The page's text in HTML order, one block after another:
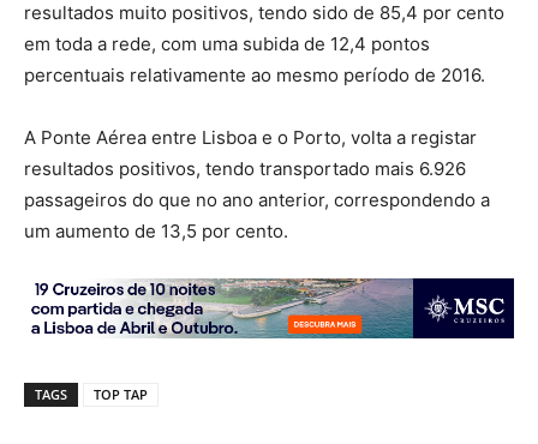
resultados muito positivos, tendo sido de 85,4 por cento
em toda a rede, com uma subida de 12,4 pontos
percentuais relativamente ao mesmo período de 2016.
A Ponte Aérea entre Lisboa e o Porto, volta a registar
resultados positivos, tendo transportado mais 6.926
passageiros do que no ano anterior, correspondendo a
um aumento de 13,5 por cento.
TAGS TOP TAP